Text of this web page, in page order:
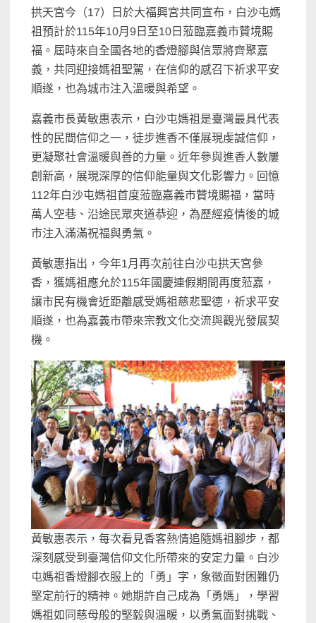
拱天宮今（17）日於大福興宮共同宣布，白沙屯媽
祖預計於115年10月9日至10日蒞臨嘉義市贊境賜
福。屆時來自全國各地的香燈腳與信眾將齊聚嘉
義，共同迎接媽祖聖駕，在信仰的感召下祈求平安
順遂，也為城市注入溫暖與希望。
嘉義市長黃敏惠表示，白沙屯媽祖是臺灣最具代表
性的民間信仰之一，徒步進香不僅展現虔誠信仰，
更凝聚社會溫暖與善的力量。近年參與進香人數屢
創新高，展現深厚的信仰能量與文化影響力。回憶
112年白沙屯媽祖首度蒞臨嘉義市贊境賜福，當時
萬人空巷、沿途民眾夾道恭迎，為歷經疫情後的城
市注入滿滿祝福與勇氣。
黃敏惠指出，今年1月再次前往白沙屯拱天宮參
香，獲媽祖應允於115年國慶連假期間再度蒞嘉，
讓市民有機會近距離感受媽祖慈悲聖德，祈求平安
順遂，也為嘉義市帶來宗教文化交流與觀光發展契
機。
黃敏惠表示，每次看見香客熱情追隨媽祖腳步，都
深刻感受到臺灣信仰文化所帶來的安定力量。白沙
屯媽祖香燈腳衣服上的「勇」字，象徵面對困難仍
堅定前行的精神。她期許自己成為「勇媽」，學習
媽祖如同慈母般的堅毅與溫暖，以勇氣面對挑戰、